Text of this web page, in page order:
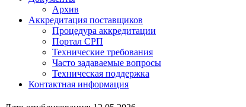
Архив
Аккредитация поставщиков
Процедура аккредитации
Портал СРП
Технические требования
Часто задаваемые вопросы
Техническая поддержка
Контактная информация